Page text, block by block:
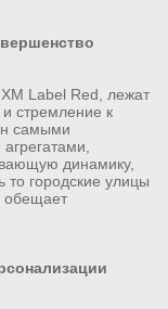
Label Red, лежат
стремление к
самыми
динамику,
то городские улицы
обещает